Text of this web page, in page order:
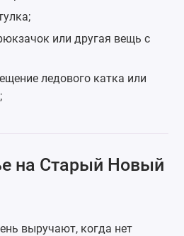
;
или другая вещь с
ледового катка или
на Старый Новый
выручают, когда нет